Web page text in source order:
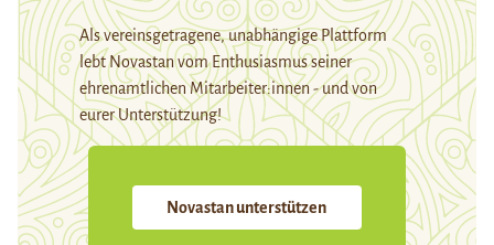
Als vereinsgetragene, unabhängige Plattform
lebt Novastan vom Enthusiasmus seiner
ehrenamtlichen Mitarbeiter:innen - und von
eurer Unterstützung!
Novastan unterstützen